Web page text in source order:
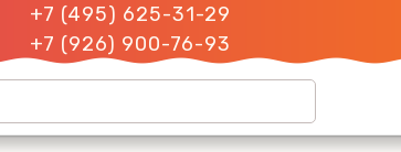
+7 (495) 625-31-29
+7 (926) 900-76-93